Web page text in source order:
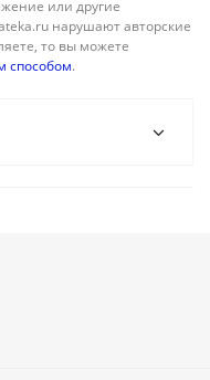
или другие
нарушают авторские
то вы можете
способом.